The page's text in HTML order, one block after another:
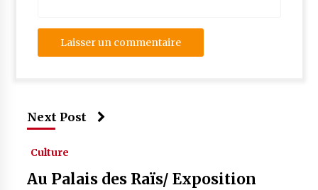
Next Post
Culture
Au Palais des Raïs/ Exposition